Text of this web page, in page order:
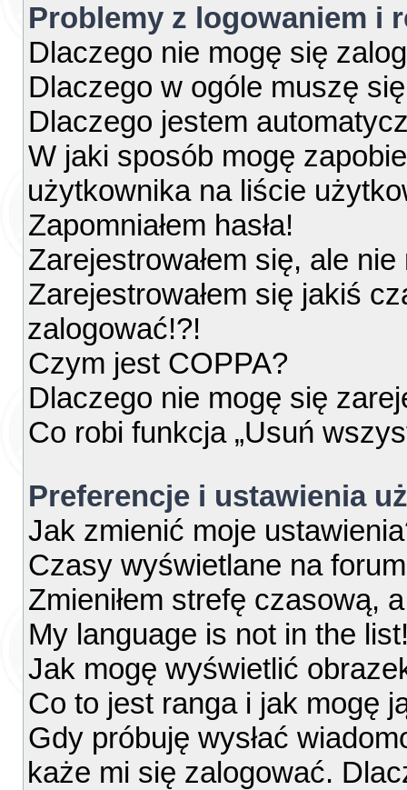
Problemy z logowaniem i
Dlaczego nie mogę się
Dlaczego w ogóle muszę
Dlaczego jestem
W jaki sposób mogę
użytkownika na liście
Zapomniałem hasła!
Zarejestrowałem się, ale
Zarejestrowałem się jakiś
zalogować!?!
Czym jest COPPA?
Dlaczego nie mogę się
Co robi funkcja „Usuń
Preferencje i ustawienia
Jak zmienić moje
Czasy wyświetlane na
Zmieniłem strefę czasową,
My language is not in the
Jak mogę wyświetlić
Co to jest ranga i jak mogę
Gdy próbuję wysłać
każe mi się zalogować.